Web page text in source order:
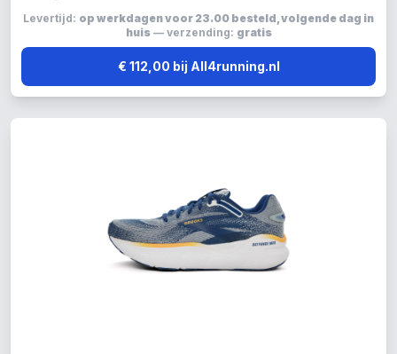
Levertijd: op werkdagen voor 23.00 besteld, volgende dag in
huis— verzending: gratis
€ 112,00 bij All4running.nl